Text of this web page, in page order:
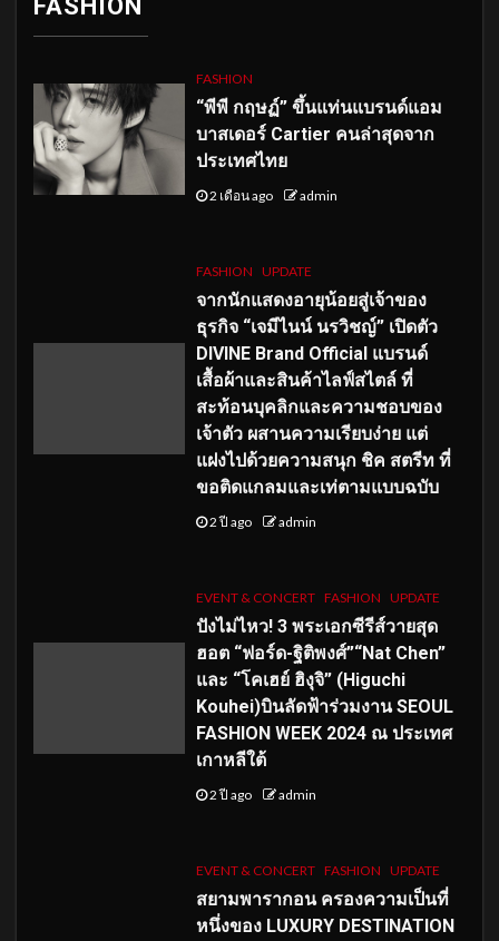
FASHION
FASHION
“พีพี กฤษฏ์” ขึ้นแท่นแบรนด์แอม
บาสเดอร์ Cartier คนล่าสุดจาก
ประเทศไทย
2 เดือน ago admin
FASHION UPDATE
จากนักแสดงอายุน้อยสู่เจ้าของ
ธุรกิจ “เจมีไนน์ นรวิชญ์” เปิดตัว
DIVINE Brand Official แบรนด์
เสื้อผ้าและสินค้าไลฟ์สไตล์ ที่
สะท้อนบุคลิกและความชอบของ
เจ้าตัว ผสานความเรียบง่าย แต่
แฝงไปด้วยความสนุก ชิค สตรีท ที่
ขอติดแกลมและเท่ตามแบบฉบับ
2 ปี ago admin
EVENT & CONCERT FASHION UPDATE
ปังไม่ไหว! 3 พระเอกซีรีส์วายสุด
ฮอต “ฟอร์ด-ฐิติพงศ์”“Nat Chen”
และ “โคเฮย์ ฮิงุจิ” (Higuchi
Kouhei)บินลัดฟ้าร่วมงาน SEOUL
FASHION WEEK 2024 ณ ประเทศ
เกาหลีใต้
2 ปี ago admin
EVENT & CONCERT FASHION UPDATE
สยามพารากอน ครองความเป็นที่
หนึ่งของ LUXURY DESTINATION